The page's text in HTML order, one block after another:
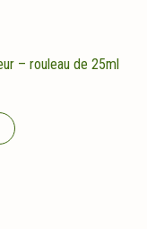
– rouleau de 25ml